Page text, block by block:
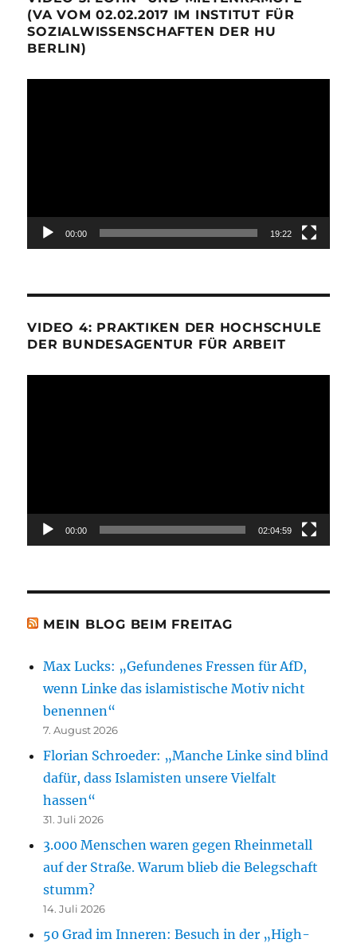
(VA VOM 02.02.2017 IM INSTITUT FÜR
SOZIALWISSENSCHAFTEN DER HU
BERLIN)
00:00 19:22
VIDEO 4: PRAKTIKEN DER HOCHSCHULE
DER BUNDESAGENTUR FÜR ARBEIT
00:00 02:04:59
MEIN BLOG BEIM FREITAG
Max Lucks: „Gefundenes Fressen für AfD,
wenn Linke das islamistische Motiv nicht
benennen“
7. August 2026
Florian Schroeder: „Manche Linke sind blind
dafür, dass Islamisten unsere Vielfalt
hassen“
31. Juli 2026
3.000 Menschen waren gegen Rheinmetall
auf der Straße. Warum blieb die Belegschaft
stumm?
14. Juli 2026
50 Grad im Inneren: Besuch in der „High-